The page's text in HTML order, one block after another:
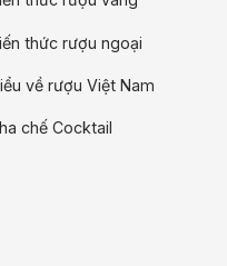
thức rượu ngoại
về rượu Việt Nam
chế Cocktail